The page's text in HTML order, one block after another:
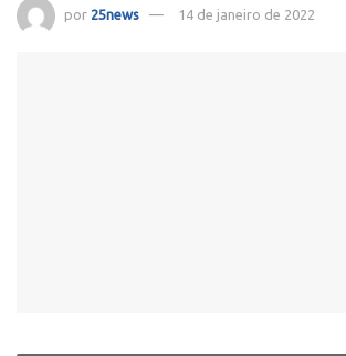
por 25news 14 de janeiro de 2022